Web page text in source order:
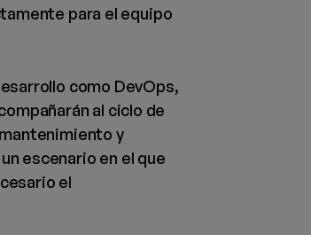
para el equipo
como DevOps,
al ciclo de
y
escenario en el que
el